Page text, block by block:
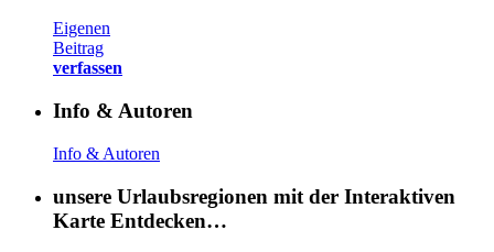
Eigenen
Beitrag
verfassen
Info & Autoren
Info & Autoren
unsere Urlaubsregionen mit der Interaktiven
Karte Entdecken…